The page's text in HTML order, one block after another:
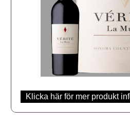
Klicka här för mer produkt